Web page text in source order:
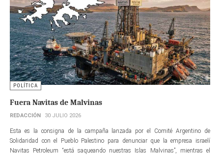
POLÍTICA
Fuera Navitas de Malvinas
REDACCIÓN 30 JULIO 2026
Esta es la consigna de la campaña lanzada por el Comité Argentino de
Solidaridad con el Pueblo Palestino para denunciar que la empresa israelí
Navitas Petroleum “está saqueando nuestras Islas Malvinas”, mientras el